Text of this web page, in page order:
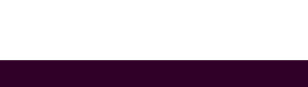
omstreken is.